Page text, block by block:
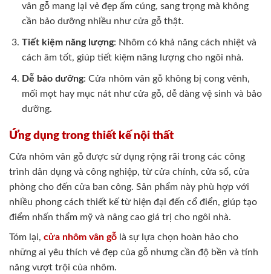
vân gỗ mang lại vẻ đẹp ấm cúng, sang trọng mà không
cần bảo dưỡng nhiều như cửa gỗ thật.
Tiết kiệm năng lượng: Nhôm có khả năng cách nhiệt và
cách âm tốt, giúp tiết kiệm năng lượng cho ngôi nhà.
Dễ bảo dưỡng: Cửa nhôm vân gỗ không bị cong vênh,
mối mọt hay mục nát như cửa gỗ, dễ dàng vệ sinh và bảo
dưỡng.
Ứng dụng trong thiết kế nội thất
Cửa nhôm vân gỗ được sử dụng rộng rãi trong các công
trình dân dụng và công nghiệp, từ cửa chính, cửa sổ, cửa
phòng cho đến cửa ban công. Sản phẩm này phù hợp với
nhiều phong cách thiết kế từ hiện đại đến cổ điển, giúp tạo
điểm nhấn thẩm mỹ và nâng cao giá trị cho ngôi nhà.
Tóm lại, cửa nhôm vân gỗ là sự lựa chọn hoàn hảo cho
những ai yêu thích vẻ đẹp của gỗ nhưng cần độ bền và tính
năng vượt trội của nhôm.